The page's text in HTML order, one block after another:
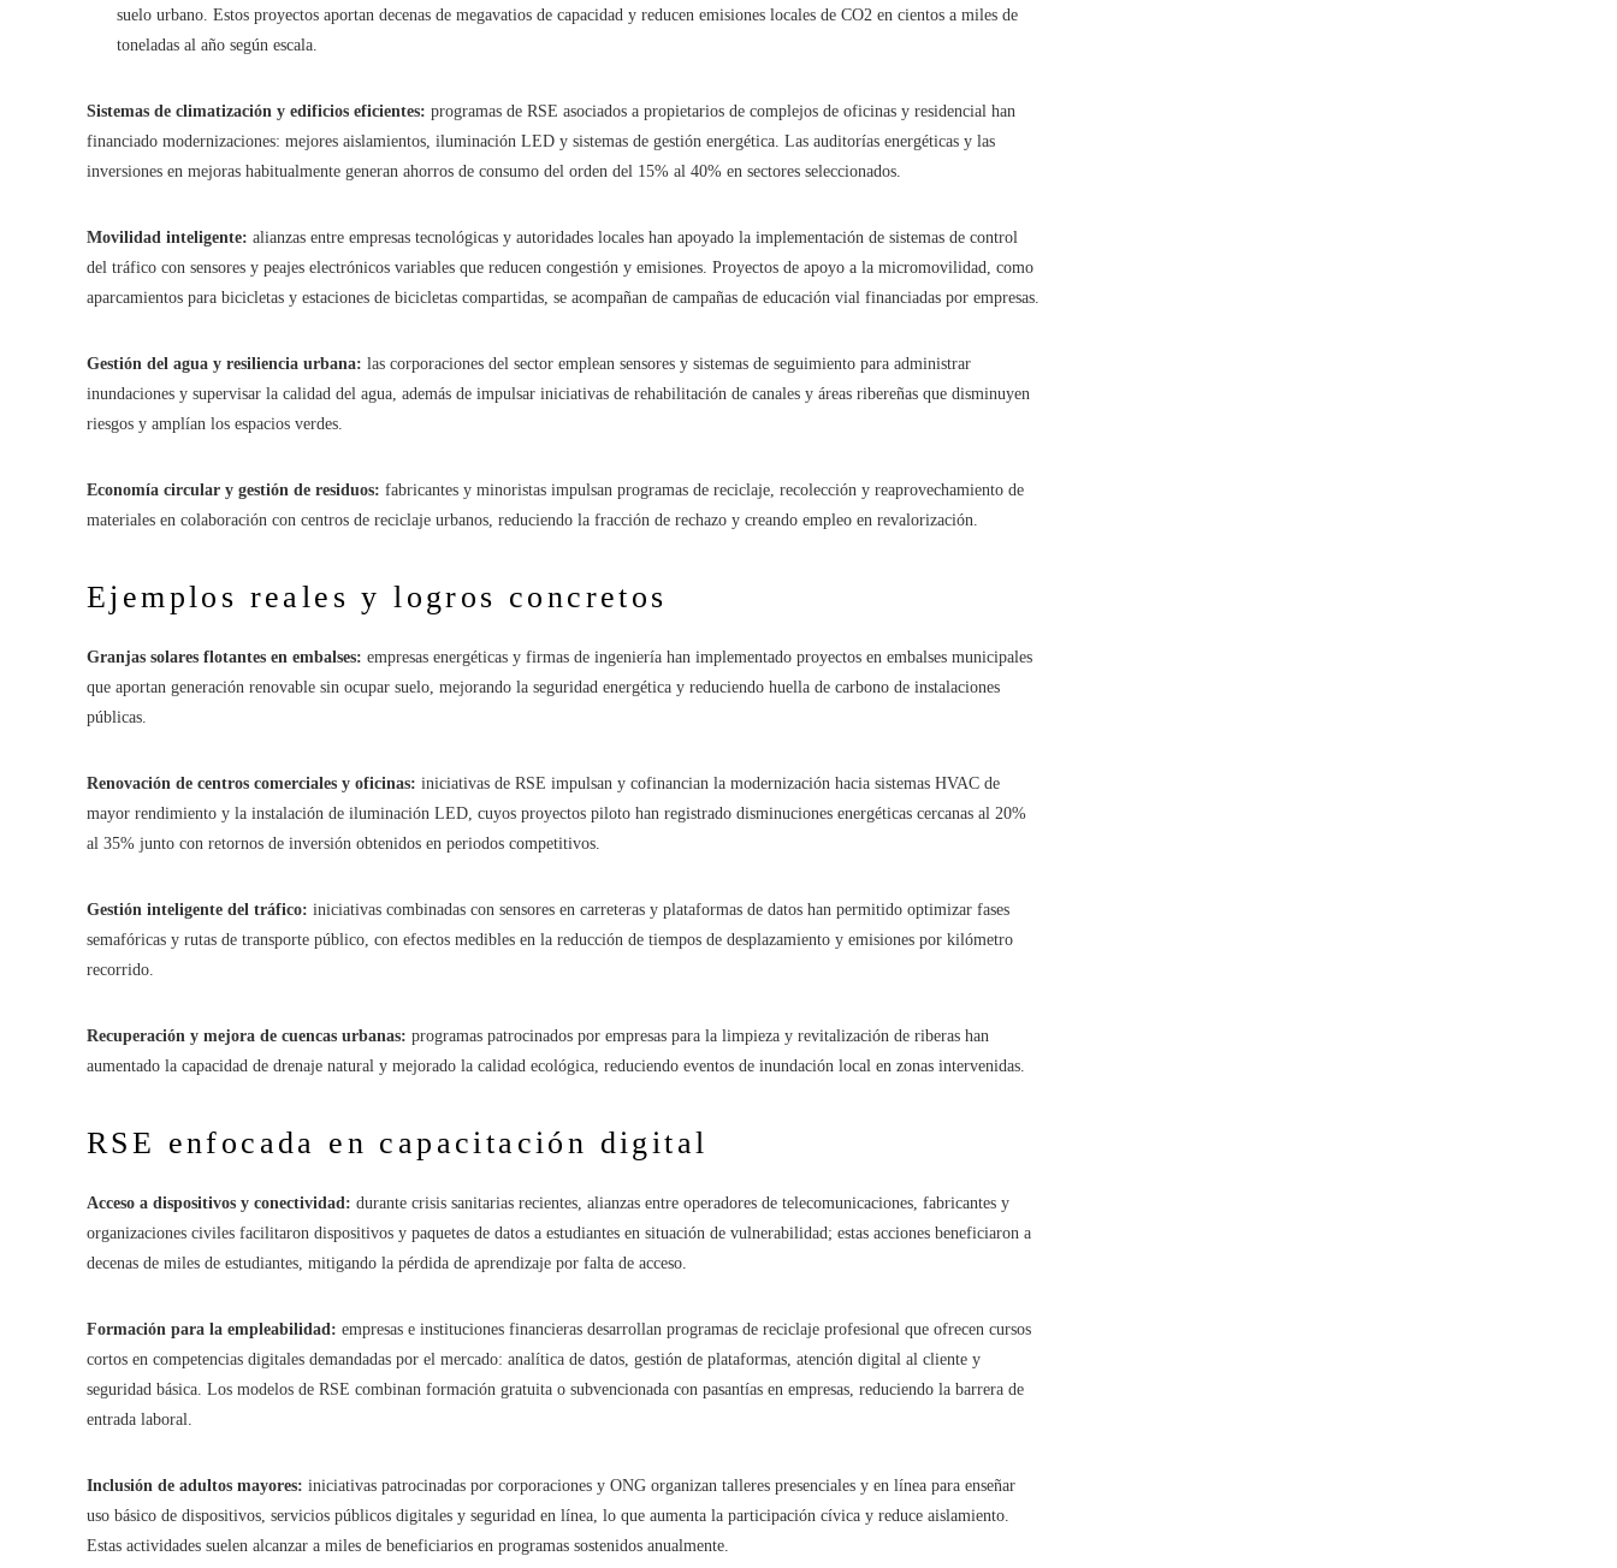
suelo urbano. Estos proyectos aportan decenas de megavatios de capacidad y reducen emisiones locales de CO2 en cientos a miles de
toneladas al año según escala.
Sistemas de climatización y edificios eficientes: programas de RSE asociados a propietarios de complejos de oficinas y residencial han
financiado modernizaciones: mejores aislamientos, iluminación LED y sistemas de gestión energética. Las auditorías energéticas y las
inversiones en mejoras habitualmente generan ahorros de consumo del orden del 15% al 40% en sectores seleccionados.
Movilidad inteligente: alianzas entre empresas tecnológicas y autoridades locales han apoyado la implementación de sistemas de control
del tráfico con sensores y peajes electrónicos variables que reducen congestión y emisiones. Proyectos de apoyo a la micromovilidad, como
aparcamientos para bicicletas y estaciones de bicicletas compartidas, se acompañan de campañas de educación vial financiadas por empresas.
Gestión del agua y resiliencia urbana: las corporaciones del sector emplean sensores y sistemas de seguimiento para administrar
inundaciones y supervisar la calidad del agua, además de impulsar iniciativas de rehabilitación de canales y áreas ribereñas que disminuyen
riesgos y amplían los espacios verdes.
Economía circular y gestión de residuos: fabricantes y minoristas impulsan programas de reciclaje, recolección y reaprovechamiento de
materiales en colaboración con centros de reciclaje urbanos, reduciendo la fracción de rechazo y creando empleo en revalorización.
Ejemplos reales y logros concretos
Granjas solares flotantes en embalses: empresas energéticas y firmas de ingeniería han implementado proyectos en embalses municipales
que aportan generación renovable sin ocupar suelo, mejorando la seguridad energética y reduciendo huella de carbono de instalaciones
públicas.
Renovación de centros comerciales y oficinas: iniciativas de RSE impulsan y cofinancian la modernización hacia sistemas HVAC de
mayor rendimiento y la instalación de iluminación LED, cuyos proyectos piloto han registrado disminuciones energéticas cercanas al 20%
al 35% junto con retornos de inversión obtenidos en periodos competitivos.
Gestión inteligente del tráfico: iniciativas combinadas con sensores en carreteras y plataformas de datos han permitido optimizar fases
semafóricas y rutas de transporte público, con efectos medibles en la reducción de tiempos de desplazamiento y emisiones por kilómetro
recorrido.
Recuperación y mejora de cuencas urbanas: programas patrocinados por empresas para la limpieza y revitalización de riberas han
aumentado la capacidad de drenaje natural y mejorado la calidad ecológica, reduciendo eventos de inundación local en zonas intervenidas.
RSE enfocada en capacitación digital
Acceso a dispositivos y conectividad: durante crisis sanitarias recientes, alianzas entre operadores de telecomunicaciones, fabricantes y
organizaciones civiles facilitaron dispositivos y paquetes de datos a estudiantes en situación de vulnerabilidad; estas acciones beneficiaron a
decenas de miles de estudiantes, mitigando la pérdida de aprendizaje por falta de acceso.
Formación para la empleabilidad: empresas e instituciones financieras desarrollan programas de reciclaje profesional que ofrecen cursos
cortos en competencias digitales demandadas por el mercado: analítica de datos, gestión de plataformas, atención digital al cliente y
seguridad básica. Los modelos de RSE combinan formación gratuita o subvencionada con pasantías en empresas, reduciendo la barrera de
entrada laboral.
Inclusión de adultos mayores: iniciativas patrocinadas por corporaciones y ONG organizan talleres presenciales y en línea para enseñar
uso básico de dispositivos, servicios públicos digitales y seguridad en línea, lo que aumenta la participación cívica y reduce aislamiento.
Estas actividades suelen alcanzar a miles de beneficiarios en programas sostenidos anualmente.